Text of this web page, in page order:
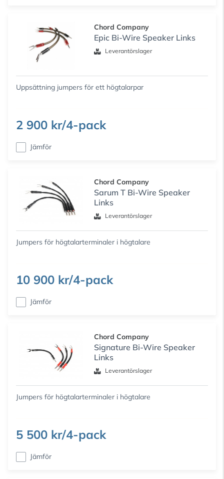
Chord Company
Epic Bi-Wire Speaker Links
Leverantörslager
Uppsättning jumpers för ett högtalarpar
2 900 kr/4-pack
Jämför
Chord Company
Sarum T Bi-Wire Speaker
Links
Leverantörslager
Jumpers för högtalarterminaler i högtalare
10 900 kr/4-pack
Jämför
Chord Company
Signature Bi-Wire Speaker
Links
Leverantörslager
Jumpers för högtalarterminaler i högtalare
5 500 kr/4-pack
Jämför